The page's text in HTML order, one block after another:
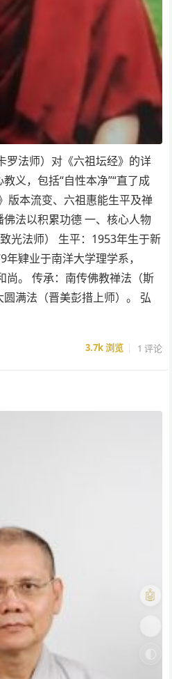
罗法师）对《六祖坛经》的详
义，包括“自性本净”“直了成
版本流变、六祖惠能生平及禅
法以积累功德 一、核心人物
光法师） 生平：1953年生于新
肄业于南洋大学理学系，
尚。 传承：南传佛教禅法（斯
满法（晋美彭措上师）。 弘
3.7k浏览 1 评论
🤖